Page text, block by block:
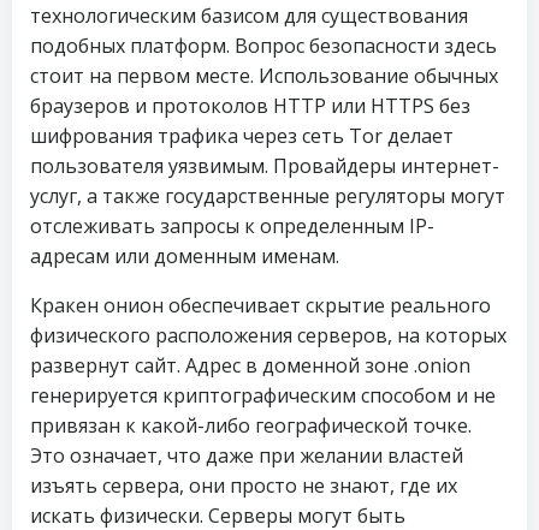
технологическим базисом для существования
подобных платформ. Вопрос безопасности здесь
стоит на первом месте. Использование обычных
браузеров и протоколов HTTP или HTTPS без
шифрования трафика через сеть Tor делает
пользователя уязвимым. Провайдеры интернет-
услуг, а также государственные регуляторы могут
отслеживать запросы к определенным IP-
адресам или доменным именам.
Кракен онион обеспечивает скрытие реального
физического расположения серверов, на которых
развернут сайт. Адрес в доменной зоне .onion
генерируется криптографическим способом и не
привязан к какой-либо географической точке.
Это означает, что даже при желании властей
изъять сервера, они просто не знают, где их
искать физически. Серверы могут быть